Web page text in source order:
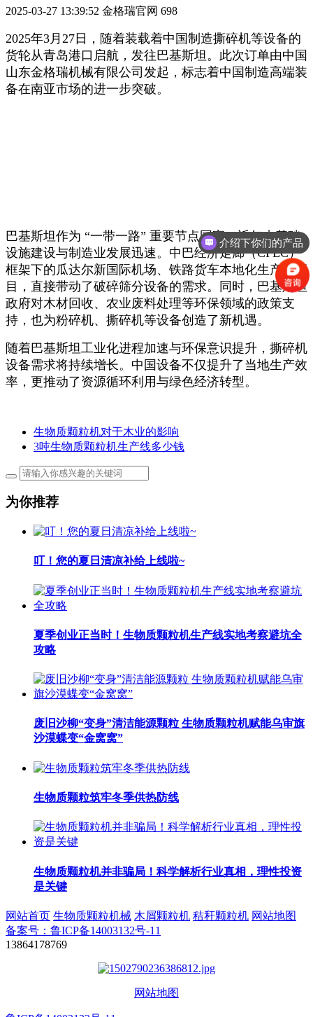
2025-03-27 13:39:52 金格瑞官网 698
2025年3月27日，随着装载着中国制造撕碎机等设备的
货轮从青岛港口启航，发往巴基斯坦。此次订单由中国
山东金格瑞机械有限公司发起，标志着中国制造高端装
备在南亚市场的进一步突破。
巴基斯坦作为 “一带一路” 重要节点国家，近年来基础
设施建设与制造业发展迅速。中巴经济走廊（CPEC）
框架下的瓜达尔新国际机场、铁路货车本地化生产等项
目，直接带动了破碎筛分设备的需求。同时，巴基斯坦
政府对木材回收、农业废料处理等环保领域的政策支
持，也为粉碎机、撕碎机等设备创造了新机遇。
随着巴基斯坦工业化进程加速与环保意识提升，撕碎机
设备需求将持续增长。中国设备不仅提升了当地生产效
率，更推动了资源循环利用与绿色经济转型。
生物质颗粒机对于木业的影响
3吨生物质颗粒机生产线多少钱
为你推荐
叮！您的夏日清凉补给上线啦~
夏季创业正当时！生物质颗粒机生产线实地考察避坑全
攻略
废旧沙柳“变身”清洁能源颗粒 生物质颗粒机赋能乌审旗
沙漠蝶变“金窝窝”
生物质颗粒筑牢冬季供热防线
生物质颗粒机并非骗局！科学解析行业真相，理性投资
是关键
网站首页 生物质颗粒机械 木屑颗粒机 秸秆颗粒机 网站地图
备案号：鲁ICP备14003132号-11
13864178769
网站地图
介绍下你们的产品